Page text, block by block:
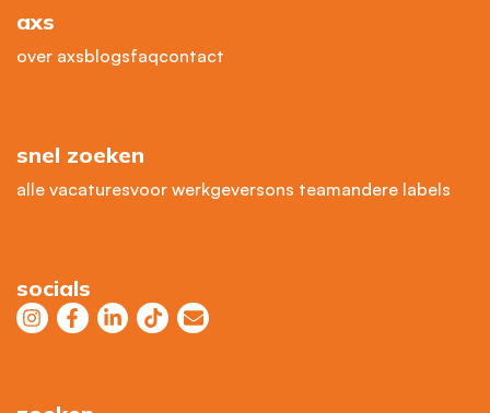
axs
over axsblogsfaqcontact
snel zoeken
alle vacaturesvoor werkgeversons teamandere labels
socials